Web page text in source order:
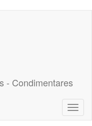
- Condimentares